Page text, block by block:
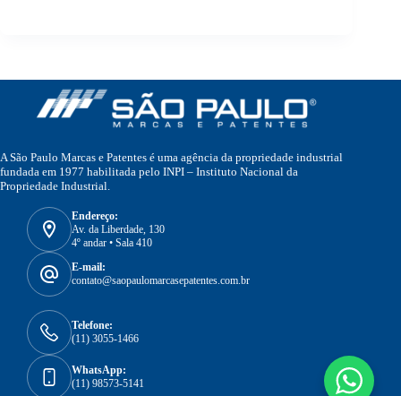
A São Paulo Marcas e Patentes é uma agência da propriedade industrial
fundada em 1977 habilitada pelo INPI – Instituto Nacional da
Propriedade Industrial.
Endereço:
Av. da Liberdade, 130
4º andar • Sala 410
E-mail:
contato@saopaulomarcasepatentes.com.br
Telefone:
(11) 3055-1466
WhatsApp:
(11) 98573-5141